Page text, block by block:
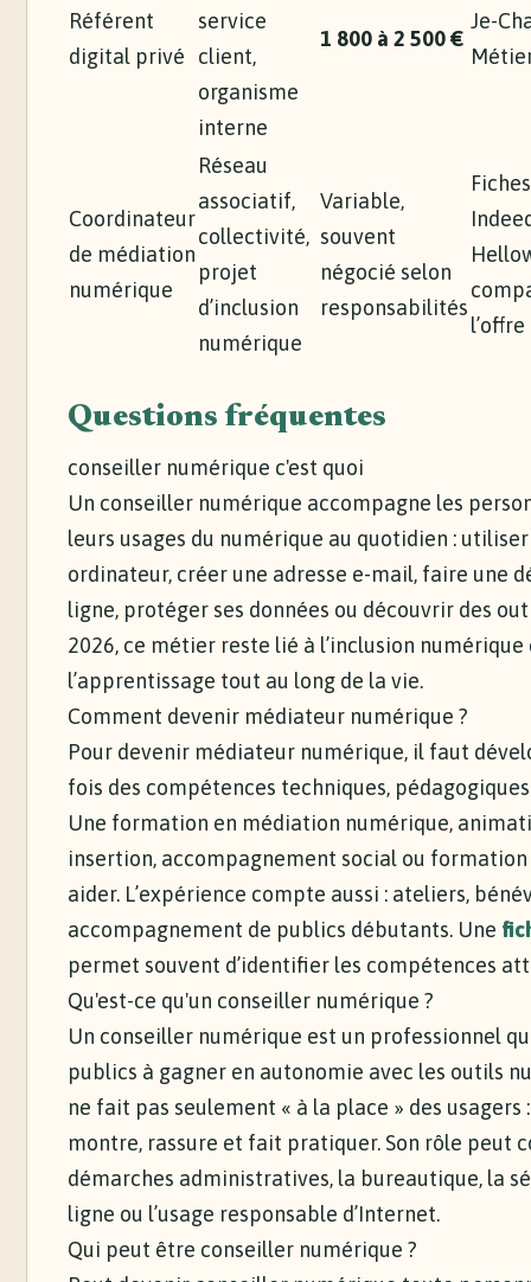
Référent
digital privé
service
client,
organisme
interne
1 800 à 2 500 €
Je-
Coordinateur
de médiation
numérique
Réseau
associatif,
collectivité,
projet
d’inclusion
numérique
Variable,
souvent
négocié selon
responsabilités
l’offre
Questions fréquentes
conseiller numérique c'est quoi
Un conseiller numérique accompagne les
leurs usages du numérique au quotidien :
ordinateur, créer une adresse e-mail, faire une
ligne, protéger ses données ou découvrir des
2026, ce métier reste lié à l’inclusion numérique
l’apprentissage tout au long de la vie.
Comment devenir médiateur numérique ?
Pour devenir médiateur numérique, il faut
fois des compétences techniques,
Une formation en médiation numérique,
insertion, accompagnement social ou
aider. L’expérience compte aussi : ateliers,
accompagnement de publics débutants. Une
permet souvent d’identifier les compétences
Qu'est-ce qu'un conseiller numérique ?
Un conseiller numérique est un professionnel
publics à gagner en autonomie avec les outils
ne fait pas seulement « à la place » des usagers
montre, rassure et fait pratiquer. Son rôle peut
démarches administratives, la bureautique, la
ligne ou l’usage responsable d’Internet.
Qui peut être conseiller numérique ?